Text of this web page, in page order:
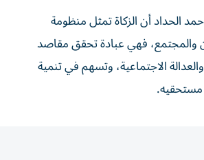
الحداد أن الزكاة تمثل منظومة
والمجتمع، فهي عبادة تحقق مقاصد
الاجتماعية، وتسهم في تنمية